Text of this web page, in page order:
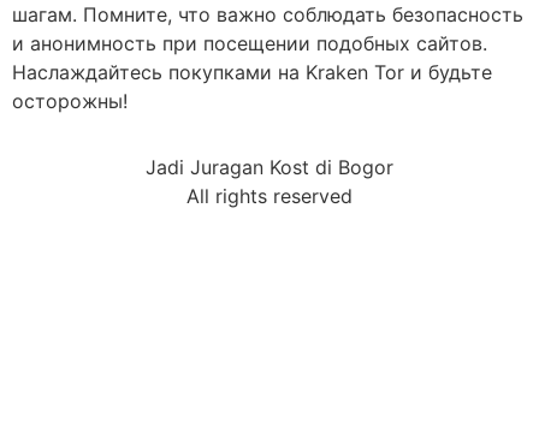
шагам. Помните, что важно соблюдать безопасность
и анонимность при посещении подобных сайтов.
Наслаждайтесь покупками на Kraken Tor и будьте
осторожны!
Jadi Juragan Kost di Bogor
All rights reserved